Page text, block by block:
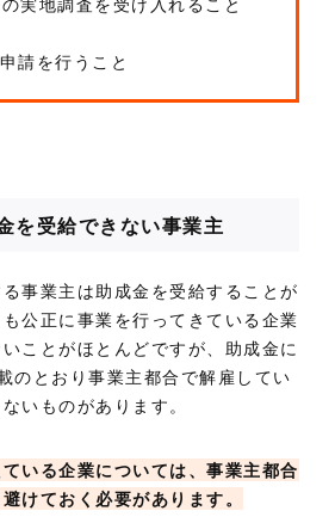
請を行うこと
を受給できない事業主
事業主は助成金を受給することが
公正に事業を行ってきている企業
ことがほとんどですが、助成金に
のとおり事業主都合で解雇してい
いものがあります。
いる企業については、事業主都合
けておく必要があります。